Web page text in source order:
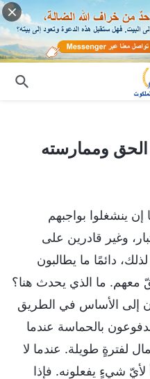
وممارسته
ينشغلوا بواجبهم
وغير قادرين على
دائمًا ما يطالبون
معهم. ما الذي يحدث هنا؟
إلى الأساس في الطريق
بالحماسة عندما
لفترةٍ طويلة. عندما لا
لأيّ شيءٍ يفعلونه. فإذا